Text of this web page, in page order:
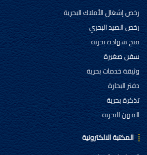
رخص إشغال الأملاك البحرية
رخص الصيد البحري
منح شهادة بحرية
سفن صغيرة
وثيقة خدمات بحرية
دفتر البحارة
تذكرة بحرية
المهن البحرية
المكتبة الالكترونية